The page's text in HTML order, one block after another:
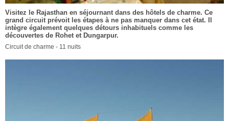
Visitez le Rajasthan en séjournant dans des hôtels de charme. Ce
grand circuit prévoit les étapes à ne pas manquer dans cet état. Il
intègre également quelques détours inhabituels comme les
découvertes de Rohet et Dungarpur.
Circuit de charme - 11 nuits